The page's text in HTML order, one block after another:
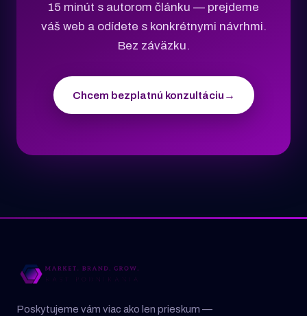
15 minút s autorom článku — prejdeme
váš web a odídete s konkrétnymi návrhmi.
Bez záväzku.
Chcem bezplatnú konzultáciu →
Poskytujeme vám viac ako len prieskum —